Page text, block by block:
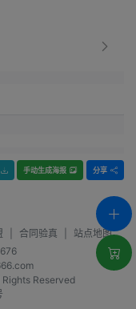
手动生成海报 分享
合同验真
站点地图
Reserved